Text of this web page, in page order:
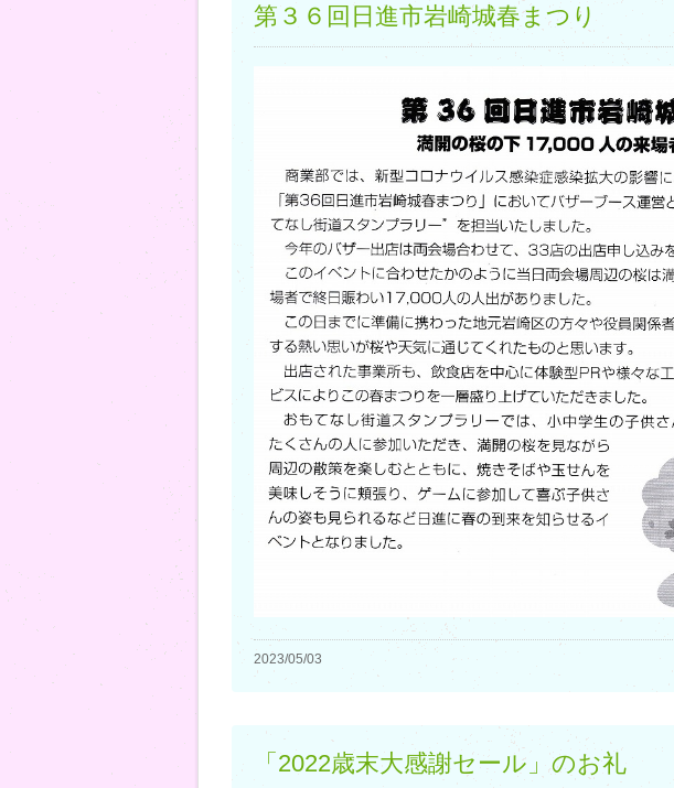
第３６回日進市岩崎城春まつり
2023/05/03
「2022歳末大感謝セール」のお礼